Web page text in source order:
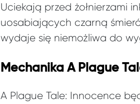
Uciekają przed żołnierzami
uosabiających czarną
wydaje się niemożliwa do
Mechanika A Plague
A Plague Tale: Innocence